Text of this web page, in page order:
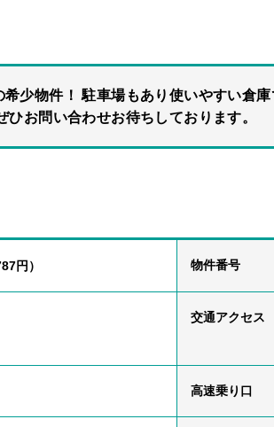
希少物件！ 駐車場もあり使いやすい倉
ひお問い合わせお待ちしております。
円） 物件番号
交通アクセス
高速乗り口